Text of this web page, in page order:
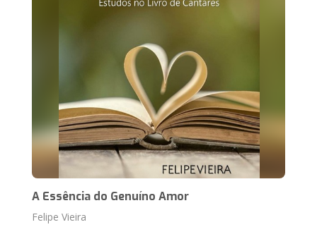
A Essência do Genuíno Amor
Felipe Vieira